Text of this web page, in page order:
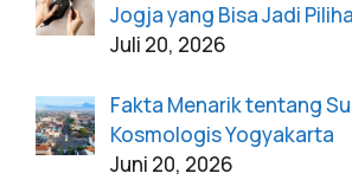
Jogja yang Bisa Jadi
Juli 20, 2026
Fakta Menarik tentang
Kosmologis Yogyakarta
Juni 20, 2026